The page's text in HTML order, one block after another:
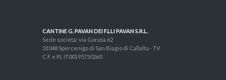
CANTINE G. PAVAN DEI F.LLI PAVAN S.R.L.
Sede società: via Gorizia 62
31048 Spercenigo di San Biagio di Callalta - TV
C.F. e P.I. IT00195750260